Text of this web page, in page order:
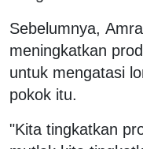
Sebelumnya,
meningkatkan
untuk mengatasi
pokok itu.
"Kita tingkatkan